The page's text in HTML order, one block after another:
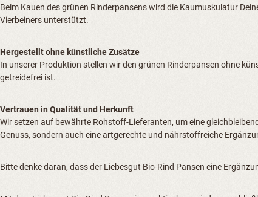
Beim Kauen des grünen Rinderpansens wird die Kaumuskulatur
Vierbeiners unterstützt.
Hergestellt ohne künstliche Zusätze
In unserer Produktion stellen wir den grünen Rinderpansen ohne
getreidefrei ist.
Vertrauen in Qualität und Herkunft
Wir setzen auf bewährte Rohstoff-Lieferanten, um eine
Genuss, sondern auch eine artgerechte und nährstoffreiche
Bitte denke daran, dass der Liebesgut Bio-Rind Pansen eine